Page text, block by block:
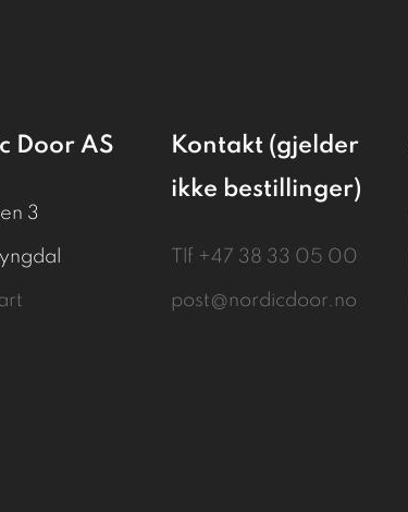
Door AS
3
Kontakt (gjelder
ikke bestillinger)
Tlf +47 38 33 05 00
post@nordicdoor.no